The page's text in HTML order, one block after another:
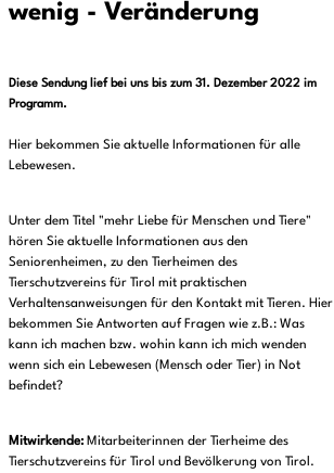
wenig - Veränderung
Diese Sendung lief bei uns bis zum 31. Dezember 2022 im
Programm.
Hier bekommen Sie aktuelle Informationen für alle
Lebewesen.
Unter dem Titel "mehr Liebe für Menschen und Tiere"
hören Sie aktuelle Informationen aus den
Seniorenheimen, zu den Tierheimen des
Tierschutzvereins für Tirol mit praktischen
Verhaltensanweisungen für den Kontakt mit Tieren. Hier
bekommen Sie Antworten auf Fragen wie z.B.: Was
kann ich machen bzw. wohin kann ich mich wenden
wenn sich ein Lebewesen (Mensch oder Tier) in Not
befindet?
Mitwirkende: Mitarbeiterinnen der Tierheime des
Tierschutzvereins für Tirol und Bevölkerung von Tirol.